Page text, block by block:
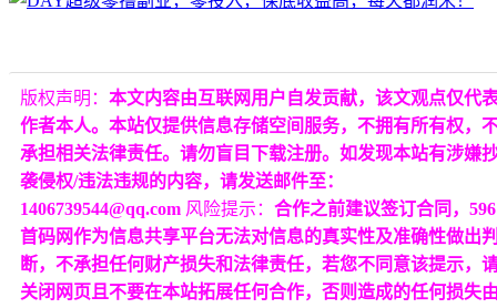
版权声明： 本文内容由互联网用户自发贡献，该文观点仅代
作者本人。本站仅提供信息存储空间服务，不拥有所有权，
承担相关法律责任。请勿盲目下载注册。如发现本站有涉嫌
袭侵权/违法违规的内容，请发送邮件至：
1406739544@qq.com 风险提示： 合作之前建议签订合同，596
首码网作为信息共享平台无法对信息的真实性及准确性做出
断，不承担任何财产损失和法律责任，若您不同意该提示，
关闭网页且不要在本站拓展任何合作，否则造成的任何损失